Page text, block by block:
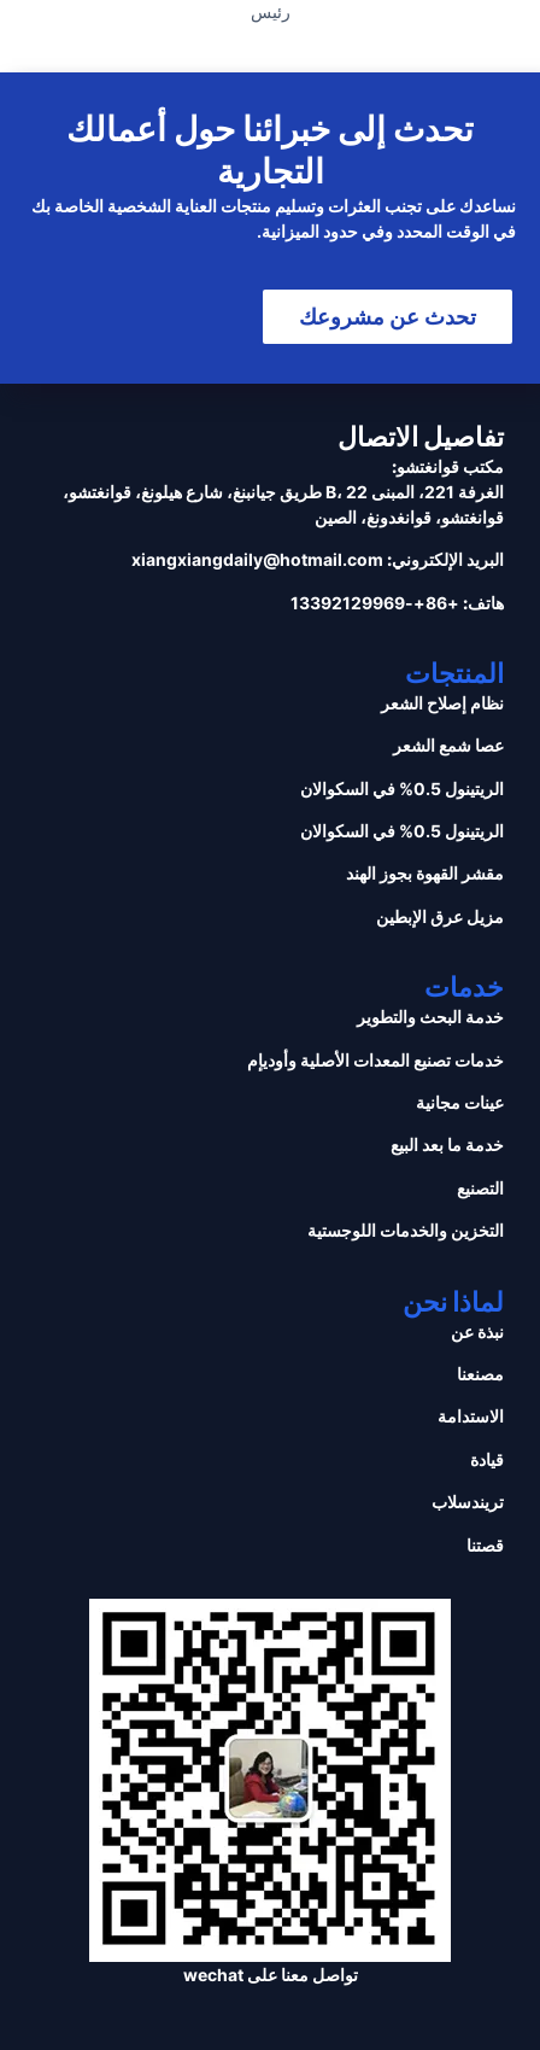
رئيس
تحدث إلى خبرائنا حول أعمالك
التجارية
نساعدك على تجنب العثرات وتسليم منتجات العناية الشخصية الخاصة بك
في الوقت المحدد وفي حدود الميزانية.
تحدث عن مشروعك
تفاصيل الاتصال
مكتب قوانغتشو:
الغرفة 221، المبنى B، 22 طريق جيانبنغ، شارع هيلونغ، قوانغتشو،
قوانغتشو، قوانغدونغ، الصين
البريد الإلكتروني: xiangxiangdaily@hotmail.com
هاتف: +86+-13392129969
المنتجات
نظام إصلاح الشعر
عصا شمع الشعر
الريتينول 0.5% في السكوالان
الريتينول 0.5% في السكوالان
مقشر القهوة بجوز الهند
مزيل عرق الإبطين
خدمات
خدمة البحث والتطوير
خدمات تصنيع المعدات الأصلية وأوديإم
عينات مجانية
خدمة ما بعد البيع
التصنيع
التخزين والخدمات اللوجستية
لماذا نحن
نبذة عن
مصنعنا
الاستدامة
قيادة
تريندسلاب
قصتنا
تواصل معنا على wechat